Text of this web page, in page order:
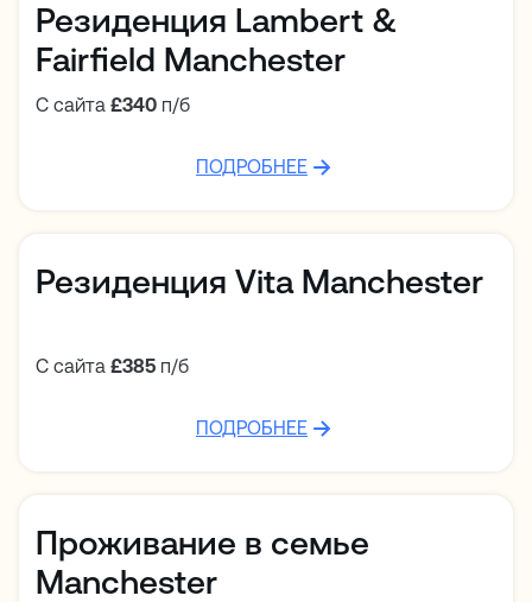
Резиденция Lambert &
Fairfield Manchester
С сайта £340 п/б
ПОДРОБНЕЕ
Резиденция Vita Manchester
С сайта £385 п/б
ПОДРОБНЕЕ
Проживание в семье
Manchester